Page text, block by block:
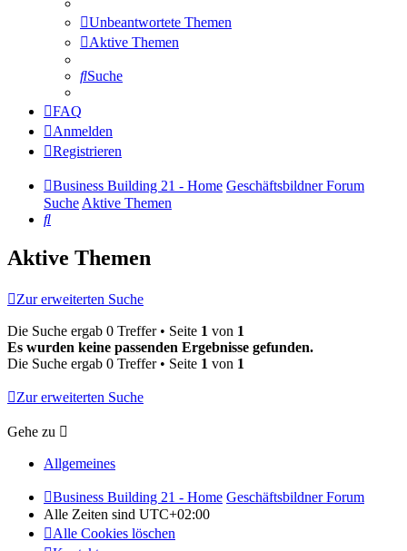
Unbeantwortete Themen
Aktive Themen
Suche
FAQ
Anmelden
Registrieren
Business Building 21 - Home Geschäftsbildner Forum
SucheAktive Themen
Suche
Aktive Themen
Zur erweiterten Suche
Die Suche ergab 0 Treffer • Seite 1 von 1
Es wurden keine passenden Ergebnisse gefunden.
Die Suche ergab 0 Treffer • Seite 1 von 1
Zur erweiterten Suche
Gehe zu
Allgemeines
Business Building 21 - Home Geschäftsbildner Forum
Alle Zeiten sind UTC+02:00
Alle Cookies löschen